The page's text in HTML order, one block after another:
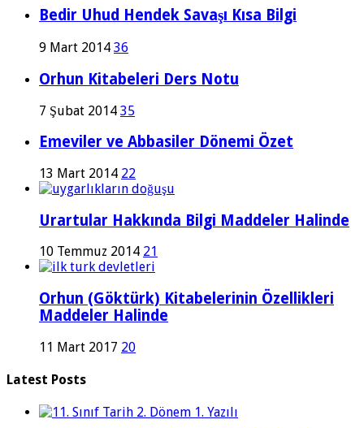
Bedir Uhud Hendek Savaşı Kısa Bilgi
9 Mart 2014 36
Orhun Kitabeleri Ders Notu
7 Şubat 2014 35
Emeviler ve Abbasiler Dönemi Özet
13 Mart 2014 22
Urartular Hakkında Bilgi Maddeler Halinde
10 Temmuz 2014 21
Orhun (Göktürk) Kitabelerinin Özellikleri
Maddeler Halinde
11 Mart 2017 20
Latest Posts